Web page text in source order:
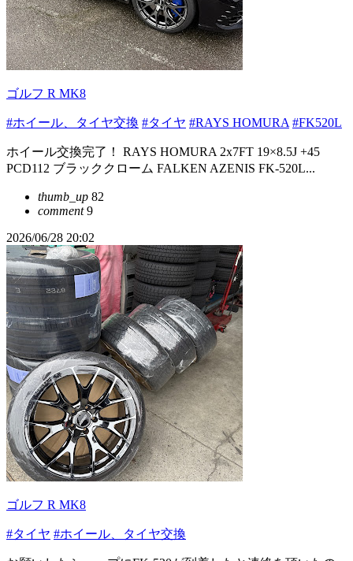
ゴルフ R MK8
#ホイール、タイヤ交換 #タイヤ #RAYS HOMURA #FK520L
ホイール交換完了！ RAYS HOMURA 2x7FT 19×8.5J +45
PCD112 ブラッククローム FALKEN AZENIS FK-520L...
thumb_up 82
comment9
2026/06/28 20:02
ゴルフ R MK8
#タイヤ #ホイール、タイヤ交換